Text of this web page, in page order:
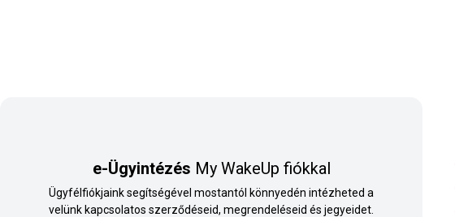
e-Ügyintézés My WakeUp fiókkal
Ügyfélfiókjaink segítségével mostantól könnyedén intézheted a
velünk kapcsolatos szerződéseid, megrendeléseid és jegyeidet.